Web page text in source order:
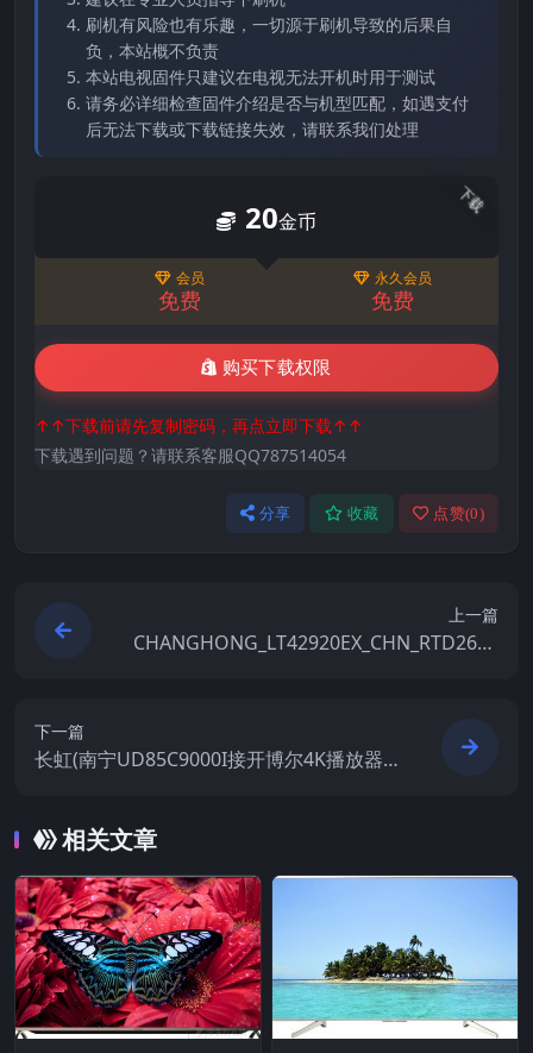
刷机有风险也有乐趣，一切源于刷机导致的后果自
负，本站概不负责
本站电视固件只建议在电视无法开机时用于测试
请务必详细检查固件介绍是否与机型匹配，如遇支付
后无法下载或下载链接失效，请联系我们处理
下载
20金币
会员
免费
永久会员
免费
购买下载权限
↑↑下载前请先复制密码，再点立即下载↑↑
下载遇到问题？请联系客服QQ787514054
分享 收藏 点赞(0)
上一篇
CHANGHONG_LT42920EX_CHN_RTD2684
下一篇
长虹(南宁UD85C9000I接开博尔4K播放器黑
相关文章